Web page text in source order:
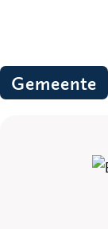
Gemeente